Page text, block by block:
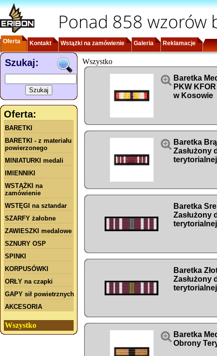
Ponad 858 wzorów
Oferta Kontakt Wstążki na zamówienie Galeria Reklamacje
Szukaj:
Oferta:
BARETKI
BARETKI - z materiału
powierzonego
MINIATURKI medali
IMIENNIKI
WSTĄŻKI na
zamówienie
WSTĘGI na sztandar
SZARFY żałobne
ZAWIESZKI medalowe
SZNURY OSP
SPINKI
KORPUSÓWKI
ORŁY na czapki
GAPY sił powietrznych
AKCESORIA
Wszystko
Wszystko
 Baretka
PKW
w Kosowie
 Baretka
Zasłużony
terytorialnej
Baretka
Zasłużony
terytorialnej
Baretka
Zasłużony
terytorialnej
 Baretka
Obrony